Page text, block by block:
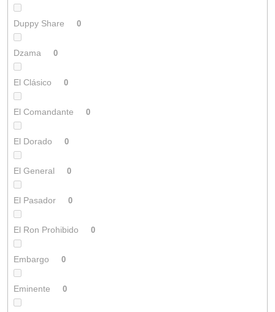
Duppy Share 0
Dzama 0
El Clásico 0
El Comandante 0
El Dorado 0
El General 0
El Pasador 0
El Ron Prohibido 0
Embargo 0
Eminente 0